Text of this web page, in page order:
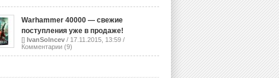
Warhammer 40000 — свежие
поступления уже в продаже!
[] IvanSolncev / 17.11.2015, 13:59 /
Комментарии (9)